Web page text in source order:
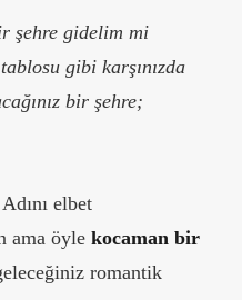
şehre gidelim mi
gibi karşınızda
bir şehre;
elbet
ama öyle kocaman bir
romantik